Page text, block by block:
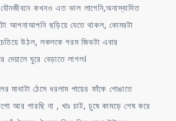
কখনও এত ভাল লাগেনি,অনাস্বাদিত
আপনাআপনি ছড়িয়ে যেতে থাকল, কোমরটা
উঠল, লকলকে গরম জিভটা এবার
ঘুরে বেড়াতে লাগল।
মাথাটা ঠেসে ধরলাম পায়ের ফাঁকে গোঙাতে
আর পারছি না , খাঃ চাট, চুষে কামড়ে শেষ করে